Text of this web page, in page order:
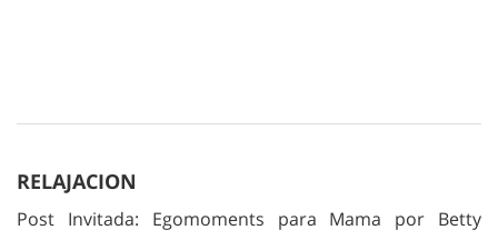
RELAJACION
Post Invitada: Egomoments para Mama por Betty